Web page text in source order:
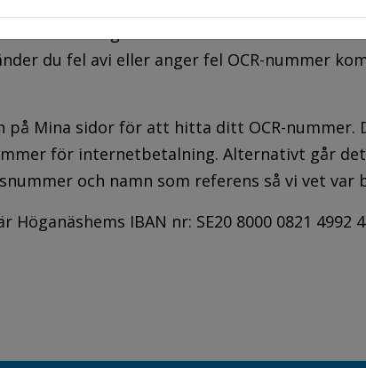
Det är viktigt att du använder rätt avi för
du fel avi eller anger fel OCR-nummer
på Mina sidor för att hitta ditt OCR-nummer.
för internetbetalning. Alternativt går
och namn som referens så vi vet
IBAN nr: SE20 8000 0821 4992